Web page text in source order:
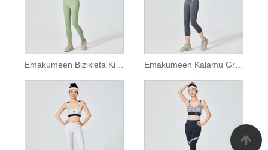
Emakumeen Bizikleta Kirol Leggings Poltsikoarekin